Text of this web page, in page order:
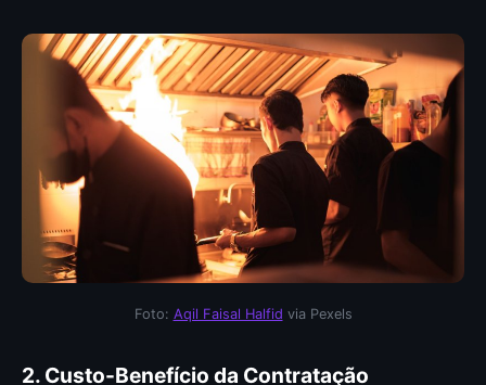
Foto: Aqil Faisal Halfid via Pexels
2. Custo-Benefício da Contratação